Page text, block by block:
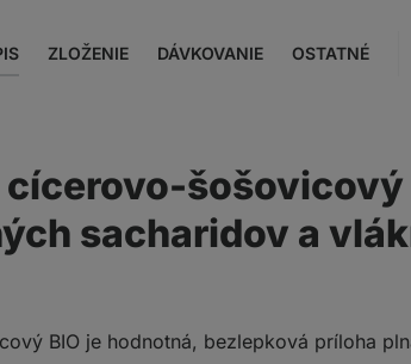
ZLOŽENIE DÁVKOVANIE OSTATNÉ
šošovicový
sacharidov a
BIO je hodnotná, bezlepková príloha